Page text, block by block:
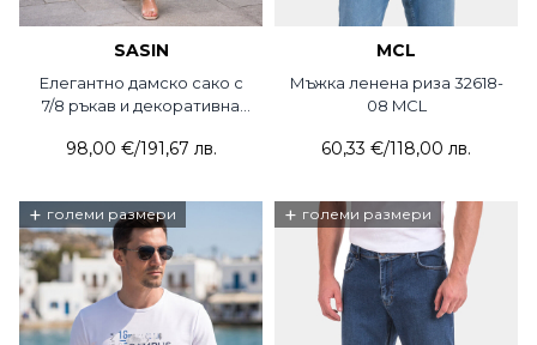
SASIN
Елегантно дамско сако с
7/8 ръкав и декоративна
98,00 €/191,67 лв.
MCL
Мъжка ленена риза 32618-
08 MCL
60,33 €/118,00 лв.
+ големи размери + големи размери